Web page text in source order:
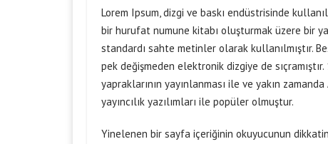
Lorem Ipsum, dizgi ve baskı endüstrisinde
bir hurufat numune kitabı oluşturmak üzere bir
standardı sahte metinler olarak kullanılmıştır.
pek değişmeden elektronik dizgiye de
yapraklarının yayınlanması ile ve yakın
yayıncılık yazılımları ile popüler olmuştur.
Yinelenen bir sayfa içeriğinin okuyucunun